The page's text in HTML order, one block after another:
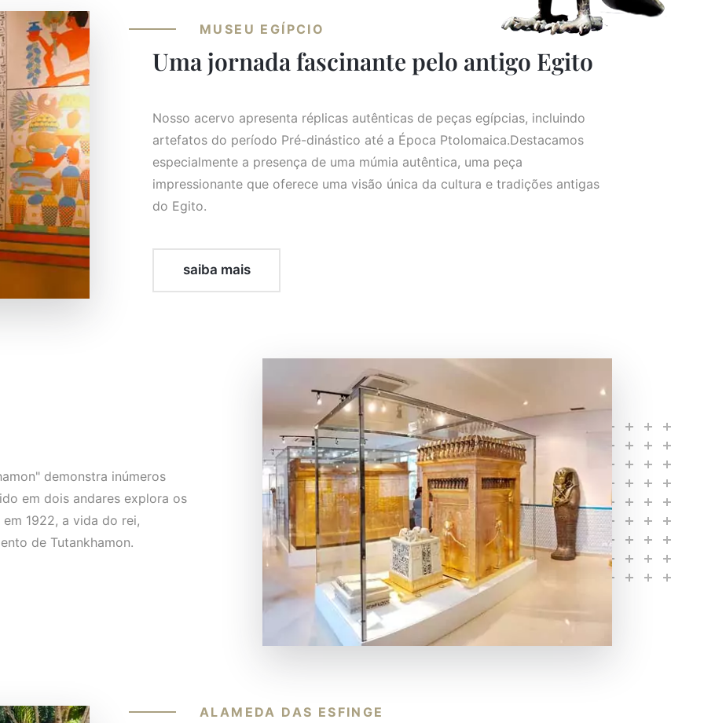
MUSEU EGÍPCIO
Uma jornada fascinante pelo antigo Egito
Nosso acervo apresenta réplicas autênticas de peças egípcias, incluindo
artefatos do período Pré-dinástico até a Época Ptolomaica.Destacamos
especialmente a presença de uma múmia autêntica, uma peça
impressionante que oferece uma visão única da cultura e tradições antigas
do Egito.
saiba mais
demonstra inúmeros
em dois andares explora os
1922, a vida do rei,
de Tutankhamon.
ALAMEDA DAS ESFINGE